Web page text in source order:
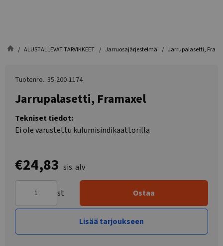
ALUSTALLEVAT TARVIKKEET Jarruosajärjestelmä Jarrupalasetti,
Tuotenro.: 35-200-1174
Jarrupalasetti, Framaxel
Tekniset tiedot:
Ei ole varustettu kulumisindikaattorilla
€24,83 sis. alv
st Ostaa
Lisää tarjoukseen